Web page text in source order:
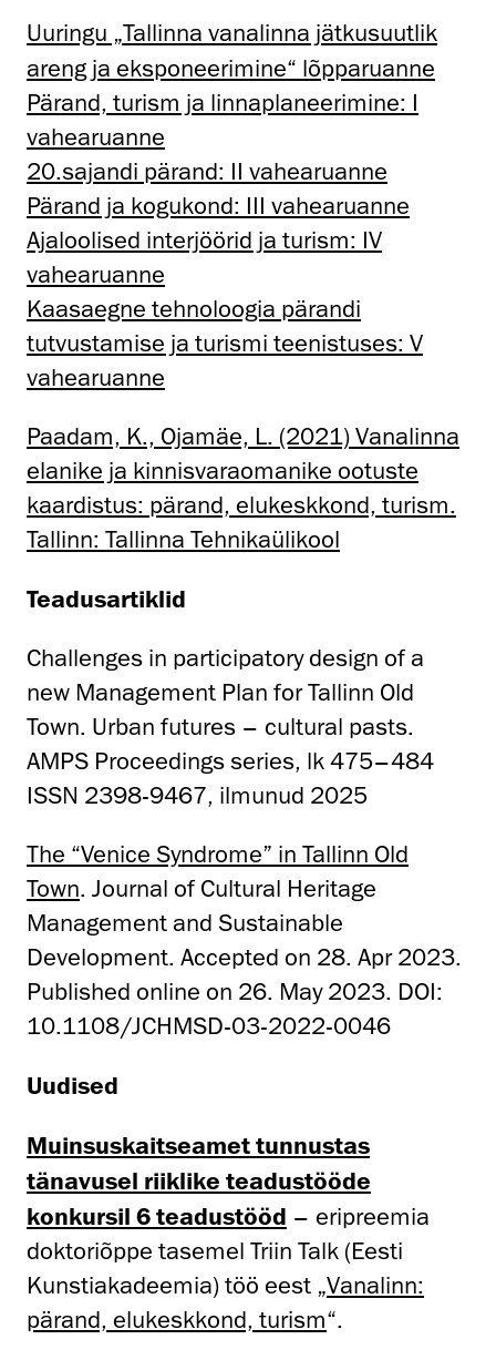
Uuringu „Tallinna vanalinna jätkusuutlik
areng ja eksponeerimine“ lõpparuanne
Pärand, turism ja linnaplaneerimine: I
vahearuanne
20.sajandi pärand: II vahearuanne
Pärand ja kogukond: III vahearuanne
Ajaloolised interjöörid ja turism: IV
vahearuanne
Kaasaegne tehnoloogia pärandi
tutvustamise ja turismi teenistuses: V
vahearuanne
Paadam, K., Ojamäe, L. (2021) Vanalinna
elanike ja kinnisvaraomanike ootuste
kaardistus: pärand, elukeskkond, turism.
Tallinn: Tallinna Tehnikaülikool
Teadusartiklid
Challenges in participatory design of a
new Management Plan for Tallinn Old
Town. Urban futures – cultural pasts.
AMPS Proceedings series, lk 475–484
ISSN 2398-9467, ilmunud 2025
The “Venice Syndrome” in Tallinn Old
Town. Journal of Cultural Heritage
Management and Sustainable
Development. Accepted on 28. Apr 2023.
Published online on 26. May 2023. DOI:
10.1108/JCHMSD-03-2022-0046
Uudised
Muinsuskaitseamet tunnustas
tänavusel riiklike teadustööde
konkursil 6 teadustööd – eripreemia
doktoriõppe tasemel Triin Talk (Eesti
Kunstiakadeemia) töö eest „Vanalinn:
pärand, elukeskkond, turism“.